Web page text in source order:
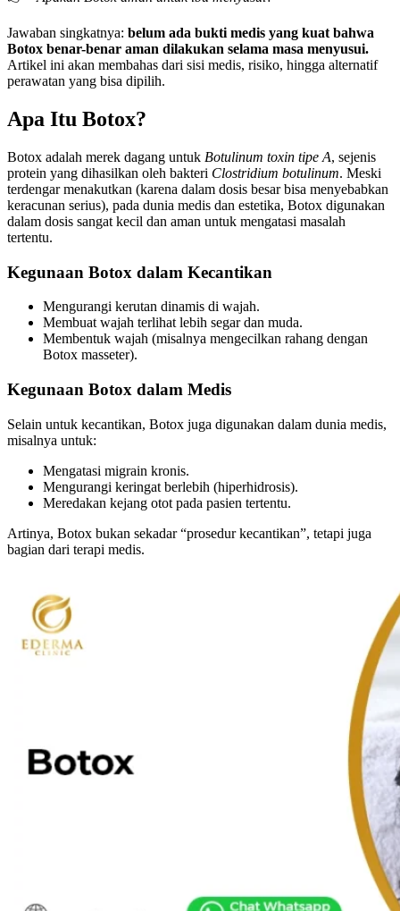
Jawaban singkatnya: belum ada bukti medis yang kuat bahwa
Botox benar-benar aman dilakukan selama masa menyusui.
Artikel ini akan membahas dari sisi medis, risiko, hingga alternatif
perawatan yang bisa dipilih.
Apa Itu Botox?
Botox adalah merek dagang untuk Botulinum toxin tipe A, sejenis
protein yang dihasilkan oleh bakteri Clostridium botulinum. Meski
terdengar menakutkan (karena dalam dosis besar bisa menyebabkan
keracunan serius), pada dunia medis dan estetika, Botox digunakan
dalam dosis sangat kecil dan aman untuk mengatasi masalah
tertentu.
Kegunaan Botox dalam Kecantikan
Mengurangi kerutan dinamis di wajah.
Membuat wajah terlihat lebih segar dan muda.
Membentuk wajah (misalnya mengecilkan rahang dengan
Botox masseter).
Kegunaan Botox dalam Medis
Selain untuk kecantikan, Botox juga digunakan dalam dunia medis,
misalnya untuk:
Mengatasi migrain kronis.
Mengurangi keringat berlebih (hiperhidrosis).
Meredakan kejang otot pada pasien tertentu.
Artinya, Botox bukan sekadar “prosedur kecantikan”, tetapi juga
bagian dari terapi medis.